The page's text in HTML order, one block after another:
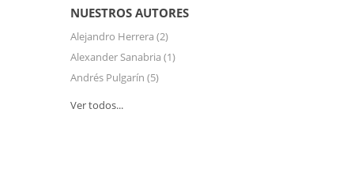
NUESTROS AUTORES
Alejandro Herrera (2)
Alexander Sanabria (1)
Andrés Pulgarín (5)
Ver todos...